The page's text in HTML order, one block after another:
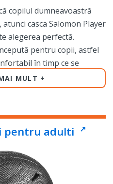
copilul dumneavoastră
casca Salomon Player
alegerea perfectă.
pentru copii, astfel
în timp ce se
proiectată pentru a
în timpul
confortul și
Arruba Turcoaz vine cu o
MULT
pentru adulti